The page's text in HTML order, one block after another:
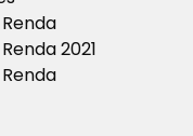
2021